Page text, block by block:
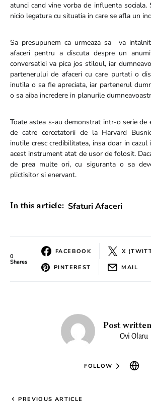
atunci cand vine vorba de influenta sociala.
nicio legatura cu situatia in care se afla un
Sa presupunem ca urmeaza sa va
afaceri pentru a discuta despre un
conversatiei va pica jos stiloul, iar
partenerului de afaceri cu care purtati o
inutila o sa fie apreciata, iar partenerul
o sa aiba incredere in planurile
Toate astea s-au demonstrat intr-o serie de
de catre cercetatorii de la Harvard
inutile cresc credibilitatea, insa doar in
acest instrument atat de usor de folosit.
de prea multe ori, cu siguranta o sa
plictisitor si enervant.
In this article: Sfaturi Afaceri
0
Shares
FACEBOOK X
PINTEREST MAIL
Post
Ovi Olaru
FOLLOW
PREVIOUS ARTICLE